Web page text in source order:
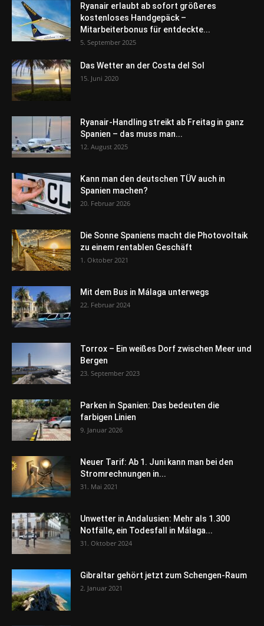
Ryanair erlaubt ab sofort größeres
kostenloses Handgepäck –
Mitarbeiterbonus für entdeckte...
5. September 2025
Das Wetter an der Costa del Sol
15. Juni 2020
Ryanair-Handling streikt ab Freitag in ganz
Spanien – das muss man...
12. August 2025
Kann man den deutschen TÜV auch in
Spanien machen?
20. Februar 2026
Die Sonne Spaniens macht die Photovoltaik
zu einem rentablen Geschäft
1. Oktober 2021
Mit dem Bus in Málaga unterwegs
22. Februar 2024
Torrox – Ein weißes Dorf zwischen Meer und
Bergen
23. September 2023
Parken in Spanien: Das bedeuten die
farbigen Linien
9. Januar 2026
Neuer Tarif: Ab 1. Juni kann man bei den
Stromrechnungen in...
31. Mai 2021
Unwetter in Andalusien: Mehr als 1.300
Notfälle, ein Todesfall in Málaga...
31. Oktober 2024
Gibraltar gehört jetzt zum Schengen-Raum
2. Januar 2021